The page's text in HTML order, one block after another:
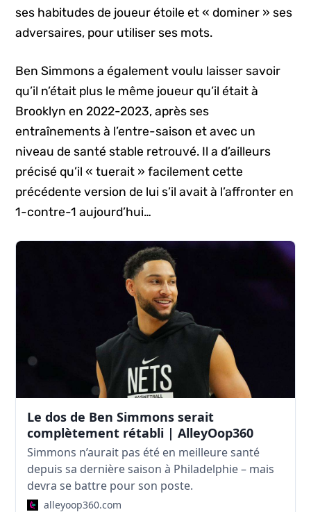
ses habitudes de joueur étoile et « dominer » ses
adversaires, pour utiliser ses mots.
Ben Simmons a également voulu laisser savoir
qu’il n’était plus le même joueur qu’il était à
Brooklyn en 2022-2023, après ses
entraînements à l’entre-saison et avec un
niveau de santé stable retrouvé. Il a d’ailleurs
précisé qu’il « tuerait » facilement cette
précédente version de lui s’il avait à l’affronter en
1-contre-1 aujourd’hui…
Le dos de Ben Simmons serait
complètement rétabli | AlleyOop360
Simmons n’aurait pas été en meilleure santé
depuis sa dernière saison à Philadelphie – mais
devra se battre pour son poste.
alleyoop360.com